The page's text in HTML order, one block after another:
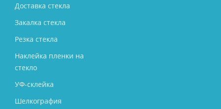
Доставка стекла
Закалка стекла
Резка стекла
Наклейка пленки на
стекло
УФ-склейка
Шелкография